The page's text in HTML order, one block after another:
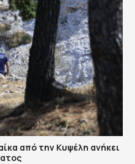
από την Κυψέλη ανήκει